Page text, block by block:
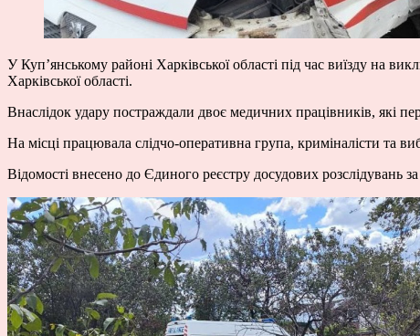
У Куп’янському районі Харківської області під час виїзду на
Харківської області.
Внаслідок удару постраждали двоє медичних працівників, які
На місці працювала слідчо-оперативна група, криміналісти та
Відомості внесено до Єдиного реєстру досудових